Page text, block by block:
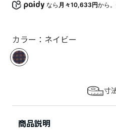
なら 月々10,633円から
カラー：ネイビー
寸
商品説明